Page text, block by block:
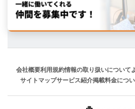
会社概要利用規約情報の取り扱いについて
サイトマップサービス紹介掲載料金につ